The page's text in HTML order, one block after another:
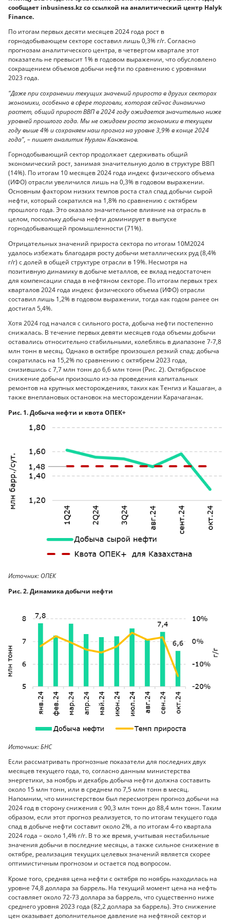
сообщает inbusiness.kz со ссылкой на аналитический центр Halyk
Finance.
По итогам первых десяти месяцев 2024 года рост в
горнодобывающем секторе составил лишь 0,3% г/г. Согласно
прогнозам аналитического центра, в четвертом квартале этот
показатель не превысит 1% в годовом выражении, что обусловлено
сокращением объемов добычи нефти по сравнению с уровнями
2023 года.
"Даже при сохранении текущих значений прироста в других секторах
экономики, особенно в сфере торговли, которая сейчас динамично
растет, общий прирост ВВП в 2024 году ожидается значительно ниже
уровней прошлого года. Мы не ожидаем роста экономики в текущем
году выше 4% и сохраняем наш прогноз на уровне 3,9% в конце 2024
года", – пишет аналитик Нурлан Канжанов.
Горнодобывающий сектор продолжает сдерживать общий
экономический рост, занимая значительную долю в структуре ВВП
(14%). По итогам 10 месяцев 2024 года индекс физического объема
(ИФО) отрасли увеличился лишь на 0,3% в годовом выражении.
Основным фактором низких темпов роста стал спад добычи сырой
нефти, который сократился на 1,8% по сравнению с октябрем
прошлого года. Это оказало значительное влияние на отрасль в
целом, поскольку добыча нефти доминирует в выпуске
горнодобывающей промышленности (71%).
Отрицательных значений прироста сектора по итогам 10М2024
удалось избежать благодаря росту добычи металлических руд (8,4%
г/г) с долей в общей структуре отрасли в 19%. Несмотря на
позитивную динамику в добыче металлов, ее вклад недостаточен
для компенсации спада в нефтяном секторе. По итогам первых трех
кварталов 2024 года индекс физического объема (ИФО) отрасли
составил лишь 1,2% в годовом выражении, тогда как годом ранее он
достигал 5,4%.
Хотя 2024 год начался с сильного роста, добыча нефти постепенно
снижалась. В течение первых девяти месяцев года объемы добычи
оставались относительно стабильными, колеблясь в диапазоне 7-7,8
млн тонн в месяц. Однако в октябре произошел резкий спад: добыча
сократилась на 15,2% по сравнению с октябрем 2023 года,
снизившись с 7,7 млн тонн до 6,6 млн тонн (Рис. 2). Октябрьское
снижение добычи произошло из-за проведения капитальных
ремонтов на крупных месторождениях, таких как Тенгиз и Кашаган, а
также внеплановых остановок на месторождении Карачаганак.
Рис. 1. Добыча нефти и квота ОПЕК+
Источник: ОПЕК
Рис. 2. Динамика добычи нефти
Источник: БНС
Если рассматривать прогнозные показатели для последних двух
месяцев текущего года, то, согласно данным министерства
энергетики, за ноябрь и декабрь добыча нефти должна составить
около 15 млн тонн, или в среднем по 7,5 млн тонн в месяц.
Напомним, что министерством был пересмотрен прогноз добычи на
2024 год в сторону снижения с 90,3 млн тонн до 88,4 млн тонн. Таким
образом, если этот прогноз реализуется, то по итогам текущего года
спад в добыче нефти составит около 2%, а по итогам 4-го квартала
2024 года – около 1,4% г/г. В то же время, учитывая нестабильные
значения добычи в последние месяцы, а также сильное снижение в
октябре, реализация текущих целевых значений является скорее
оптимистичным прогнозом и остается под вопросом.
Кроме того, средняя цена нефти с октября по ноябрь находилась на
уровне 74,8 доллара за баррель. На текущий момент цена на нефть
составляет около 72-73 доллара за баррель, что существенно ниже
среднего уровня 2023 года (82,2 доллара за баррель). Это снижение
цен оказывает дополнительное давление на нефтяной сектор и